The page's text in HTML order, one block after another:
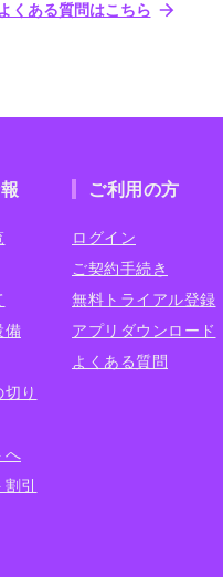
よくある質問はこちら
備
り
へ
引
ご利用の方
ログイン
ご契約手続き
無料トライアル登録
アプリダウンロード
よくある質問